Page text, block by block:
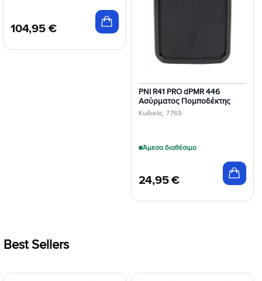
104,95 €
Κωδικός: 7769
PNI R41 PRO dPMR 446
Ασύρματος Πομποδέκτης
24,95€
Άμεσα διαθέσιμο
Best Sellers